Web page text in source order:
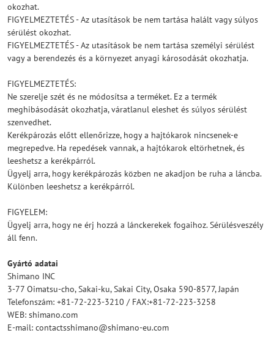
okozhat.
FIGYELMEZTETÉS - Az utasítások be nem tartása halált vagy súlyos
sérülést okozhat.
FIGYELMEZTETÉS - Az utasítások be nem tartása személyi sérülést
vagy a berendezés és a környezet anyagi károsodását okozhatja.
FIGYELMEZTETÉS:
Ne szerelje szét és ne módosítsa a terméket. Ez a termék
meghibásodását okozhatja, váratlanul eleshet és súlyos sérülést
szenvedhet.
Kerékpározás előtt ellenőrizze, hogy a hajtókarok nincsenek-e
megrepedve. Ha repedések vannak, a hajtókarok eltörhetnek, és
leeshetsz a kerékpárról.
Ügyelj arra, hogy kerékpározás közben ne akadjon be ruha a láncba.
Különben leeshetsz a kerékpárról.
FIGYELEM:
Ügyelj arra, hogy ne érj hozzá a lánckerekek fogaihoz. Sérülésveszély
áll fenn.
Gyártó adatai
Shimano INC
3-77 Oimatsu-cho, Sakai-ku, Sakai City, Osaka 590-8577, Japán
Telefonszám: +81-72-223-3210 / FAX:+81-72-223-3258
WEB: shimano.com
E-mail: contactsshimano@shimano-eu.com